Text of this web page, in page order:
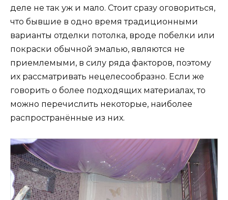
деле не так уж и мало. Стоит сразу оговориться,
что бывшие в одно время традиционными
варианты отделки потолка, вроде побелки или
покраски обычной эмалью, являются не
приемлемыми, в силу ряда факторов, поэтому
их рассматривать нецелесообразно. Если же
говорить о более подходящих материалах, то
можно перечислить некоторые, наиболее
распространённые из них.